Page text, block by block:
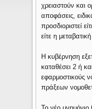
χρειαστούν και
αποφάσεις,
προσδιοριστεί
είτε η
Η κυβέρνηση
καταθέσει 2 ή
εφαρμοστικούς
πράξεων